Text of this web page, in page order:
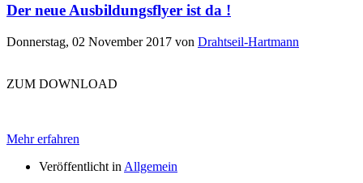
Der neue Ausbildungsflyer ist da !
Donnerstag, 02 November 2017 von Drahtseil-Hartmann
ZUM DOWNLOAD
Mehr erfahren
Veröffentlicht in Allgemein